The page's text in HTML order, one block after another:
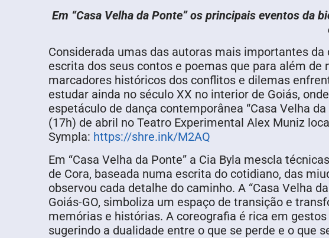
Em “Casa Velha da Ponte” os principais eventos da
Considerada umas das autoras mais importantes
escrita dos seus contos e poemas que para além
marcadores históricos dos conflitos e dilemas
estudar ainda no século XX no interior de Goiás,
espetáculo de dança contemporânea “Casa Velha
(17h) de abril no Teatro Experimental Alex Muniz
Sympla: https://shre.ink/M2AQ
Em “Casa Velha da Ponte” a Cia Byla mescla
de Cora, baseada numa escrita do cotidiano, das
observou cada detalhe do caminho. A “Casa Velha
Goiás-GO, simboliza um espaço de transição e
memórias e histórias. A coreografia é rica em
sugerindo a dualidade entre o que se perde e o que